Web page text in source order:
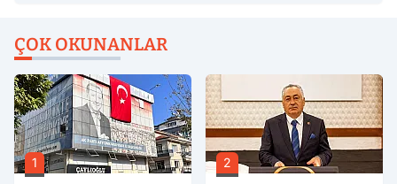
ÇOK OKUNANLAR
1 2